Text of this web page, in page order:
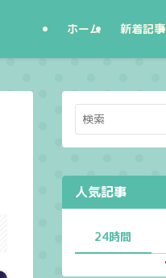
ホーム 新着記事
人気記事
24時間